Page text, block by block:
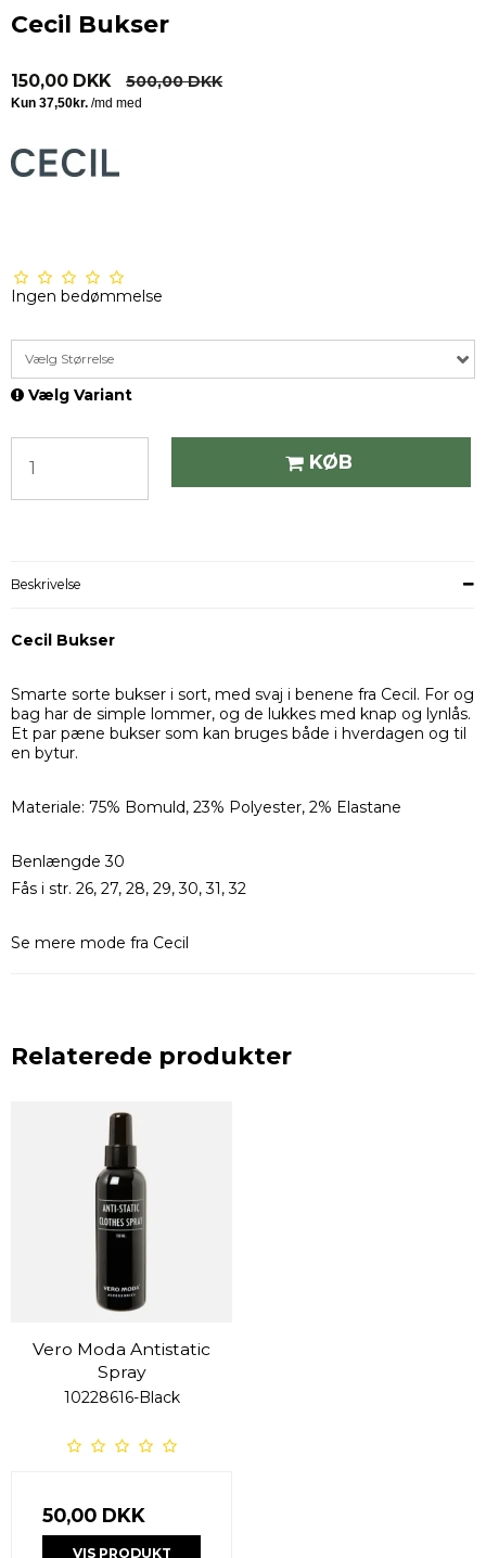
Cecil Bukser
150,00 DKK 500,00 DKK
Ingen bedømmelse
Vælg Størrelse
Vælg Variant
KØB
Beskrivelse
Cecil Bukser
Smarte sorte bukser i sort, med svaj i benene fra Cecil. For og
bag har de simple lommer, og de lukkes med knap og lynlås.
Et par pæne bukser som kan bruges både i hverdagen og til
en bytur.
Materiale: 75% Bomuld, 23% Polyester, 2% Elastane
Benlængde 30
Fås i str. 26, 27, 28, 29, 30, 31, 32
Se mere mode fra Cecil
Relaterede produkter
Vero Moda Antistatic
Spray
10228616-Black
50,00 DKK
VIS PRODUKT